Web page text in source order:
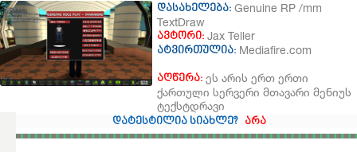
დასახელება: Genuine RP /mm
TextDraw
ავტორი: Jax Teller
ატვირთულია: Mediafire.com
აღწერა: ეს არის ერთ ერთი
ქართული სერვერი მთავარი მენიუს
ტექსტდრავი
დატესტილია სიახლე?
არა